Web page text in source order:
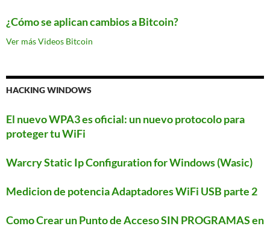
¿Cómo se aplican cambios a Bitcoin?
Ver más Videos Bitcoin
HACKING WINDOWS
El nuevo WPA3 es oficial: un nuevo protocolo para
proteger tu WiFi
Warcry Static Ip Configuration for Windows (Wasic)
Medicion de potencia Adaptadores WiFi USB parte 2
Como Crear un Punto de Acceso SIN PROGRAMAS en